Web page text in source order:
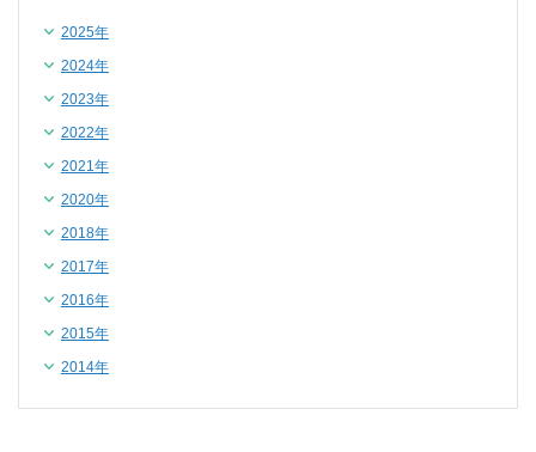
2025年
2024年
2023年
2022年
2021年
2020年
2018年
2017年
2016年
2015年
2014年